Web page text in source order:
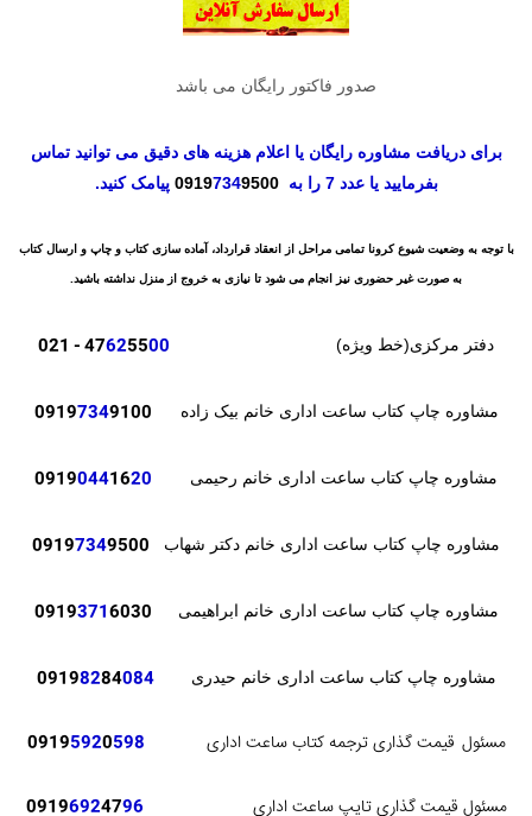
صدور فاکتور رایگان می باشد
برای دریافت مشاوره رایگان یا اعلام هزینه های دقیق می توانید تماس
بفرمایید یا عدد 7 را به
09197349500 پیامک کنید.
با توجه به وضعیت شیوع کرونا تمامی مراحل از انعقاد قرارداد، آماده سازی کتاب و چاپ و ارسال کتاب
به صورت غیر حضوری نیز انجام می شود تا نیازی به خروج از منزل نداشته باشید.
دفتر مرکزی(خط ویژه) 47625500
- 021
مشاوره چاپ کتاب ساعت اداری خانم بیک زاده 09197349100
مشاوره چاپ کتاب ساعت اداری خانم رحیمی 09190441620
مشاوره چاپ کتاب ساعت اداری خانم دکتر شهاب 09197349500
مشاوره چاپ کتاب ساعت اداری خانم ابراهیمی 3716030
مشاوره چاپ کتاب ساعت اداری خانم حیدری 0919
8284084
مسئول قیمت گذاری ترجمه کتاب ساعت اداری 09195920598
مسئول قیمت گذاری تایپ ساعت اداری 09196924796